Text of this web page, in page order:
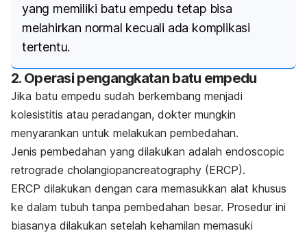
yang memiliki batu empedu tetap bisa
melahirkan normal kecuali ada komplikasi
tertentu.
2. Operasi pengangkatan batu empedu
Jika batu empedu sudah berkembang menjadi
kolesistitis atau peradangan, dokter mungkin
menyarankan untuk melakukan pembedahan.
Jenis pembedahan yang dilakukan adalah endoscopic
retrograde cholangiopancreatography (ERCP).
ERCP dilakukan dengan cara memasukkan alat khusus
ke dalam tubuh tanpa pembedahan besar. Prosedur ini
biasanya dilakukan setelah kehamilan memasuki